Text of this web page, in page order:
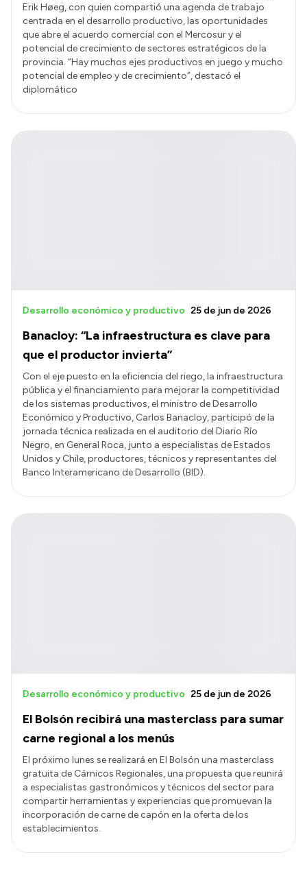
Erik Høeg, con quien compartió una agenda de trabajo
centrada en el desarrollo productivo, las oportunidades
que abre el acuerdo comercial con el Mercosur y el
potencial de crecimiento de sectores estratégicos de la
provincia. “Hay muchos ejes productivos en juego y mucho
potencial de empleo y de crecimiento”, destacó el
diplomático
Banacloy: “La infraestructura es clave para
que el productor invierta”
Desarrollo económico y productivo 25 de jun de 2026
Con el eje puesto en la eficiencia del riego, la infraestructura
pública y el financiamiento para mejorar la competitividad
de los sistemas productivos, el ministro de Desarrollo
Económico y Productivo, Carlos Banacloy, participó de la
jornada técnica realizada en el auditorio del Diario Río
Negro, en General Roca, junto a especialistas de Estados
Unidos y Chile, productores, técnicos y representantes del
Banco Interamericano de Desarrollo (BID).
El Bolsón recibirá una masterclass para sumar
carne regional a los menús
Desarrollo económico y productivo 25 de jun de 2026
El próximo lunes se realizará en El Bolsón una masterclass
gratuita de Cárnicos Regionales, una propuesta que reunirá
a especialistas gastronómicos y técnicos del sector para
compartir herramientas y experiencias que promuevan la
incorporación de carne de capón en la oferta de los
establecimientos.